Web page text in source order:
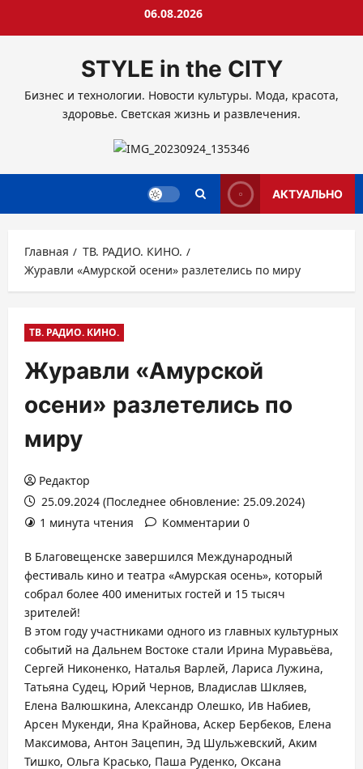
06.08.2026
STYLE in the CITY
Бизнес и технологии. Новости культуры. Мода, красота,
здоровье. Светская жизнь и развлечения.
АКТУАЛЬНО
Главная
ТВ. РАДИО. КИНО.
Журавли «Амурской осени» разлетелись по миру
ТВ. РАДИО. КИНО.
Журавли «Амурской
осени» разлетелись по
миру
Редактор
25.09.2024 (Последнее обновление: 25.09.2024)
1 минута чтения
Комментарии 0
В Благовещенске завершился Международный
фестиваль кино и театра «Амурская осень», который
собрал более 400 именитых гостей и 15 тысяч
зрителей!
В этом году участниками одного из главных культурных
событий на Дальнем Востоке стали Ирина Муравьёва,
Сергей Никоненко, Наталья Варлей, Лариса Лужина,
Татьяна Судец, Юрий Чернов, Владислав Шкляев,
Елена Валюшкина, Александр Олешко, Ив Набиев,
Арсен Мукенди, Яна Крайнова, Аскер Бербеков, Елена
Максимова, Антон Зацепин, Эд Шульжевский, Аким
Тишко, Ольга Красько, Паша Руденко, Оксана